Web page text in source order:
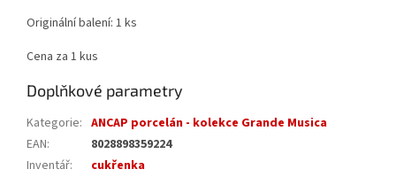
Originální balení: 1 ks
Cena za 1 kus
Doplňkové parametry
Kategorie: ANCAP porcelán - kolekce Grande Musica
EAN:
8028898359224
Inventář:
cukřenka